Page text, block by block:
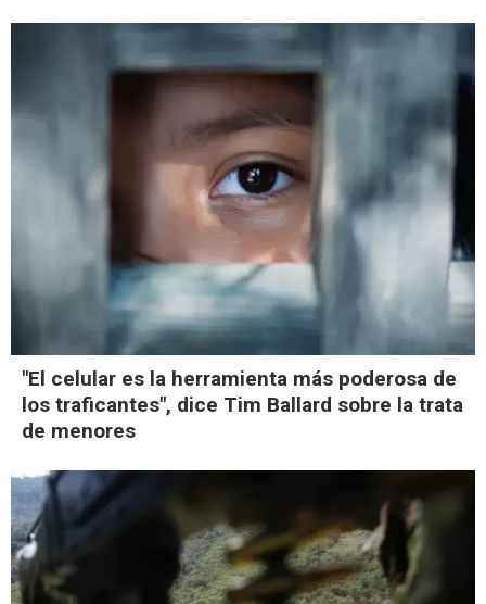
"El celular es la herramienta más poderosa de
los traficantes", dice Tim Ballard sobre la trata
de menores